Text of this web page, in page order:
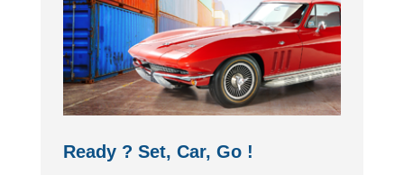
Ready ? Set, Car, Go !